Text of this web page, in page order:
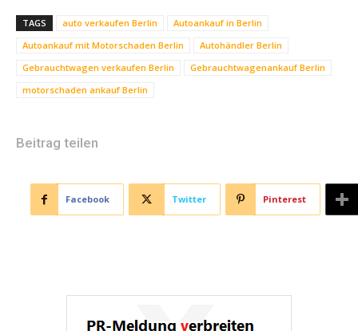
TAGS auto verkaufen Berlin
Autoankauf in Berlin
Autoankauf mit Motorschaden Berlin
Autohändler Berlin
Gebrauchtwagen verkaufen Berlin
Gebrauchtwagenankauf Berlin
motorschaden ankauf Berlin
Beitrag teilen
Facebook Twitter Pinterest